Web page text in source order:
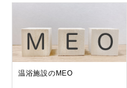
温浴施設のMEO